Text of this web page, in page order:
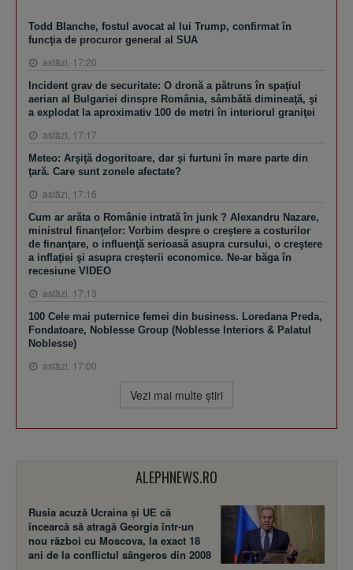
Todd Blanche, fostul avocat al lui Trump, confirmat în
funcţia de procuror general al SUA
astăzi, 17:20
Incident grav de securitate: O dronă a pătruns în spaţiul
aerian al Bulgariei dinspre România, sâmbătă dimineaţă, şi
a explodat la aproximativ 100 de metri în interiorul graniţei
astăzi, 17:17
Meteo: Arşiţă dogoritoare, dar şi furtuni în mare parte din
ţară. Care sunt zonele afectate?
astăzi, 17:16
Cum ar arăta o Românie intrată în junk ? Alexandru Nazare,
ministrul finanţelor: Vorbim despre o creştere a costurilor
de finanţare, o influenţă serioasă asupra cursului, o creştere
a inflaţiei şi asupra creşterii economice. Ne-ar băga în
recesiune VIDEO
astăzi, 17:13
100 Cele mai puternice femei din business. Loredana Preda,
Fondatoare, Noblesse Group (Noblesse Interiors & Palatul
Noblesse)
astăzi, 17:00
Vezi mai multe ştiri
ALEPHNEWS.RO
Rusia acuză Ucraina şi UE că
încearcă să atragă Georgia într-un
nou război cu Moscova, la exact 18
ani de la conflictul sângeros din 2008